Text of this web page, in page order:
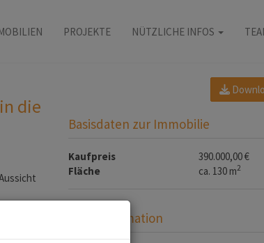
PROJEKTE NÜTZLICHE INFOS
die
Basisdaten zur Immobilie
Kaufpreis
390.000,00 €
Fläche
ca. 130 m2
Preisinformation